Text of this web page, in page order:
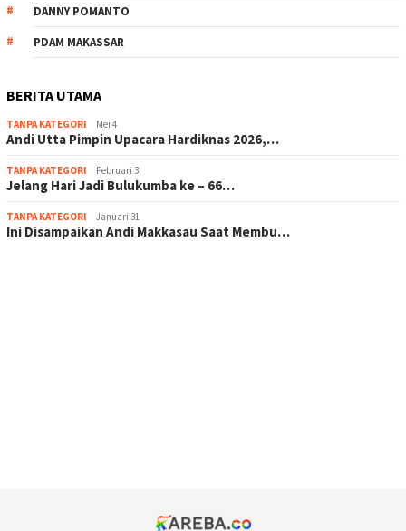
DANNY POMANTO
PDAM MAKASSAR
BERITA UTAMA
TANPA KATEGORI Mei 4
Andi Utta Pimpin Upacara Hardiknas 2026,…
TANPA KATEGORI Februari 3
Jelang Hari Jadi Bulukumba ke – 66…
TANPA KATEGORI Januari 31
Ini Disampaikan Andi Makkasau Saat Membu…